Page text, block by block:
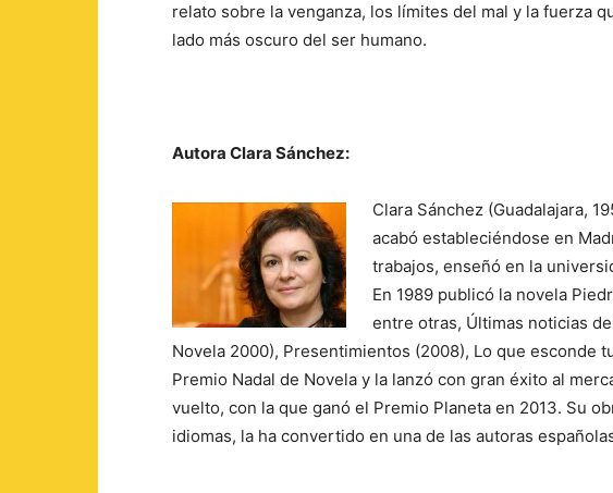
relato sobre la venganza, los límites del mal y la fuerza
lado más oscuro del ser humano.
Autora Clara Sánchez:
Clara Sánchez (Guadalajara,
acabó estableciéndose en
trabajos, enseñó en la
En 1989 publicó la novela
entre otras, Últimas noticias
Novela 2000), Presentimientos (2008), Lo que esconde
Premio Nadal de Novela y la lanzó con gran éxito al
vuelto, con la que ganó el Premio Planeta en 2013. Su
idiomas, la ha convertido en una de las autoras